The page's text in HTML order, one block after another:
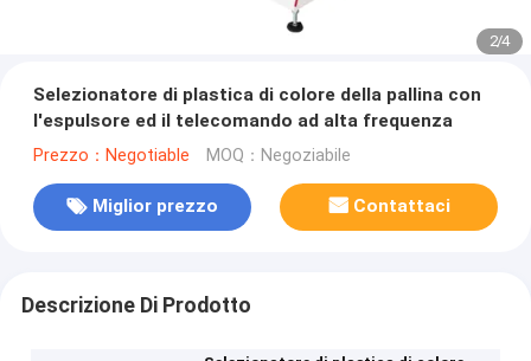
2/4
Selezionatore di plastica di colore della pallina con
l'espulsore ed il telecomando ad alta frequenza
Prezzo：Negotiable MOQ：Negoziabile
Miglior prezzo Contattaci
Descrizione Di Prodotto